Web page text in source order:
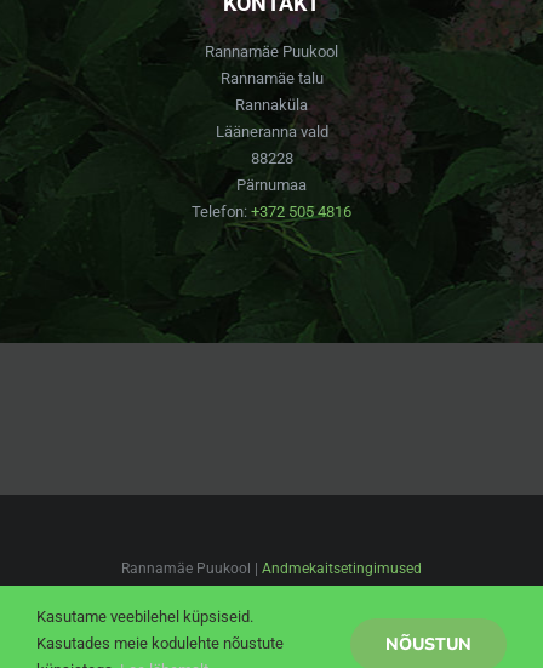
Rannamäe Puukool
Rannamäe talu
Rannaküla
Lääneranna vald
88228
Pärnumaa
Telefon: +372 505 4816
Rannamäe Puukool | Andmekaitsetingimused
Facebook
Kasutame veebilehel küpsiseid.
Kasutades meie kodulehte nõustute
NÕUSTUN